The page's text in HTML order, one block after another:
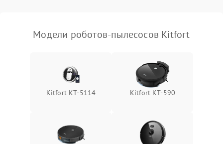
Модели роботов-пылесосов Kitfort
Kitfort КТ-5114 Kitfort KT-590